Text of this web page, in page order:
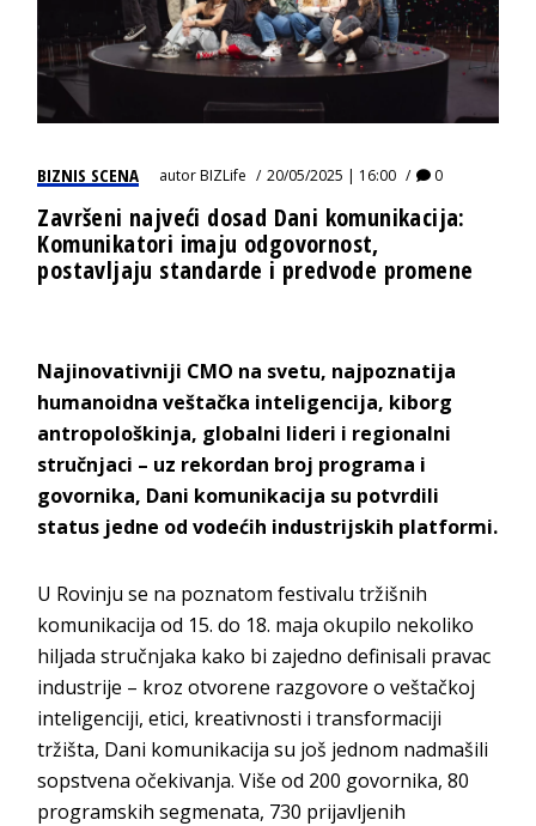
BIZNIS SCENA autorBIZLife 20/05/2025 | 16:00 0
Završeni najveći dosad Dani komunikacija:
Komunikatori imaju odgovornost,
postavljaju standarde i predvode promene
Najinovativniji CMO na svetu, najpoznatija
humanoidna veštačka inteligencija, kiborg
antropološkinja, globalni lideri i regionalni
stručnjaci – uz rekordan broj programa i
govornika, Dani komunikacija su potvrdili
status jedne od vodećih industrijskih platformi.
U Rovinju se na poznatom festivalu tržišnih
komunikacija od 15. do 18. maja okupilo nekoliko
hiljada stručnjaka kako bi zajedno definisali pravac
industrije – kroz otvorene razgovore o veštačkoj
inteligenciji, etici, kreativnosti i transformaciji
tržišta, Dani komunikacija su još jednom nadmašili
sopstvena očekivanja. Više od 200 govornika, 80
programskih segmenata, 730 prijavljenih